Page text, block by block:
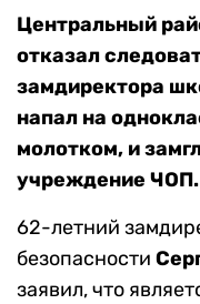
Центральный
отказал
замдиректора
напал на
молотком, и
учреждение ЧОП.
62-летний
безопасности
заявил, что